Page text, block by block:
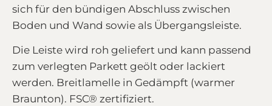
sich für den bündigen Abschluss zwischen
Boden und Wand sowie als Übergangsleiste.
Die Leiste wird roh geliefert und kann passend
zum verlegten Parkett geölt oder lackiert
werden. Breitlamelle in Gedämpft (warmer
Braunton). FSC® zertifiziert.